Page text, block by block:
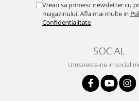
Vreau sa primesc newsletter cu
magazinului. Afla mai multe in
Confidentialitate
SOCIAL
Urmareste-ne in social